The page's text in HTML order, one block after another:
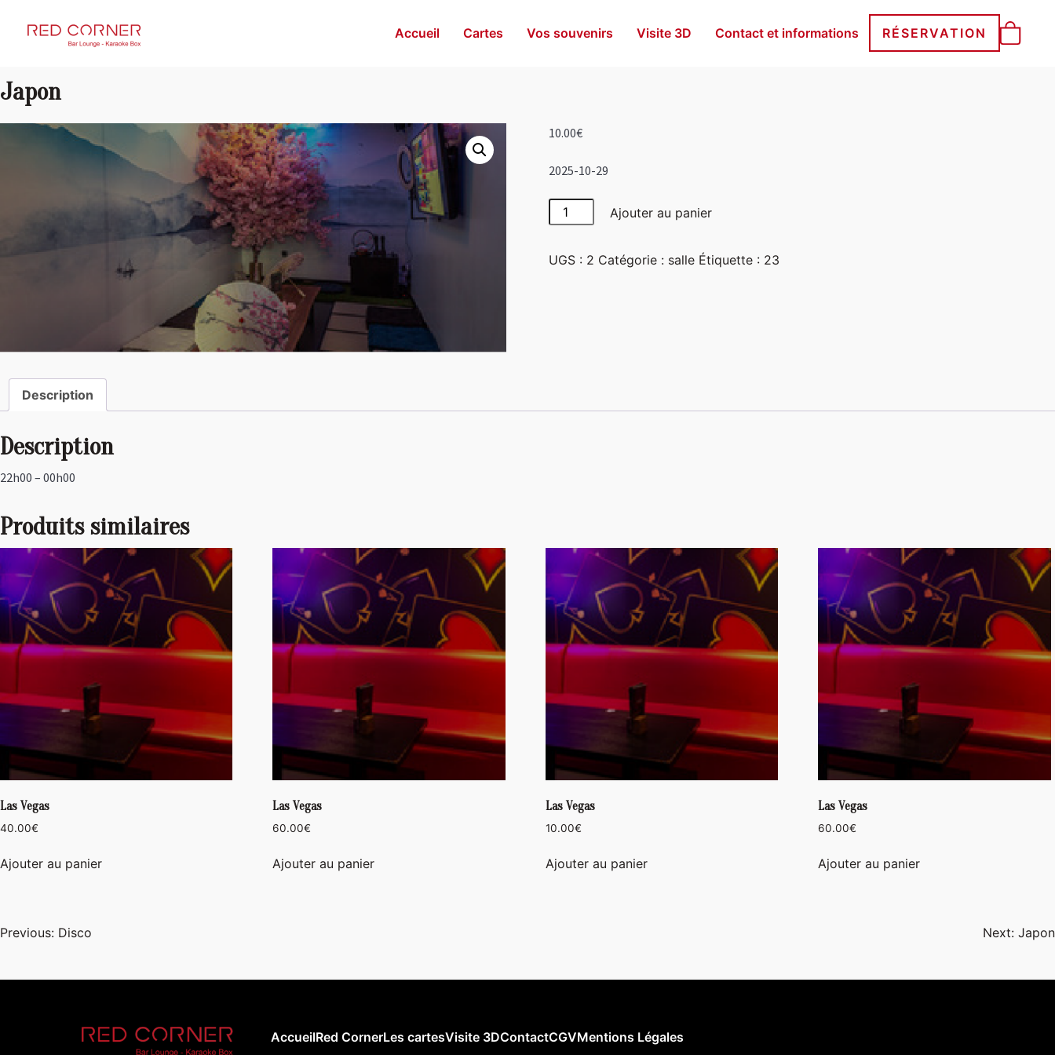
RED CORNER Accueil Cartes Vos souvenirs Visite 3D Contact et informations RÉSERVATION
Japon
10.00€
2025-10-29
quantité
de
Ajouter au panier
UGS : 2 Catégorie : salle Étiquette : 23
Description
Description
22h00 – 00h00
Produits similaires
Las Vegas
40.00€
Ajouter au panier
Las Vegas
60.00€
Ajouter au panier
Las Vegas
10.00€
Ajouter au panier
Las Vegas
60.00€
Ajouter au panier
Navigation
Previous: Disco Next: Japon
AccueilRed CornerLes cartesVisite 3DContactCGVMentions Légales